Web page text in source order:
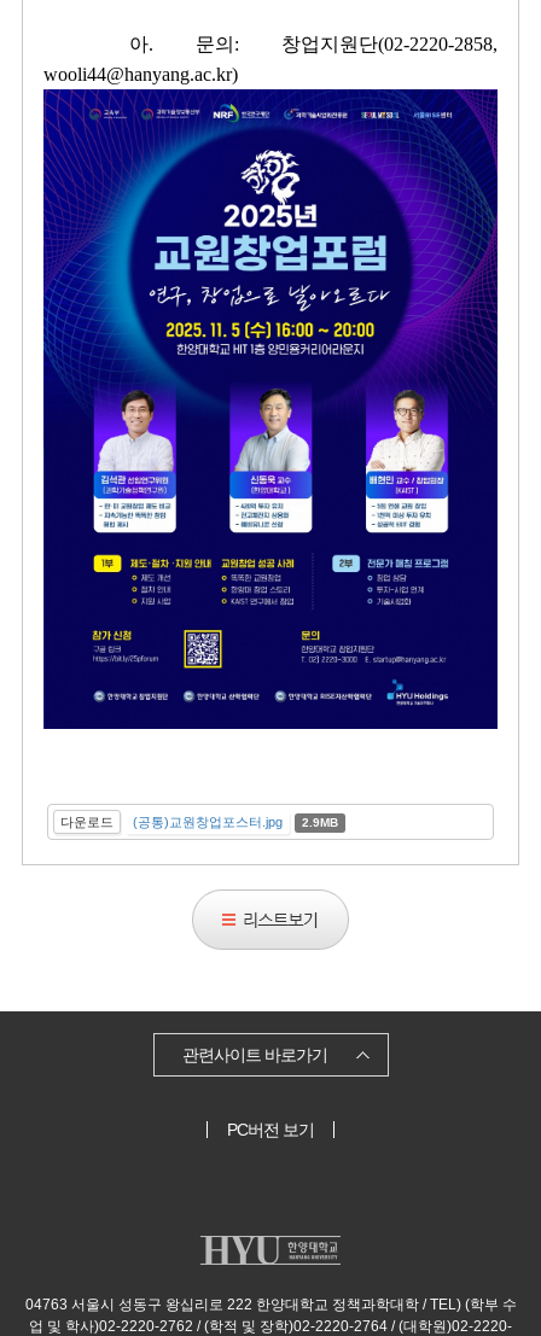
아. 문의: 창업지원단(02-2220-2858,
wooli44@hanyang.ac.kr)
다운로드 (공통)교원창업포스터.jpg 2.9MB
스
트
관련사이트 바로가기
PC버전 보기
04763 서울시 성동구 왕십리로 222 한양대학교 정책과학대학 / TEL) (학부 수
업 및 학사)02-2220-2762 / (학적 및 장학)02-2220-2764 / (대학원)02-2220-